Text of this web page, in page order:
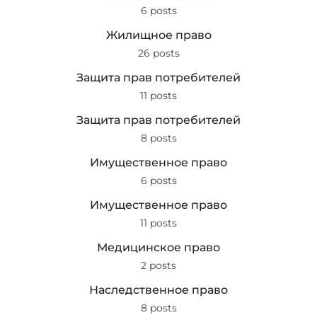
6 posts
Жилищное право
26 posts
Защита прав потребителей
11 posts
Защита прав потребителей
8 posts
Имущественное право
6 posts
Имущественное право
11 posts
Медицинское право
2 posts
Наследственное право
8 posts